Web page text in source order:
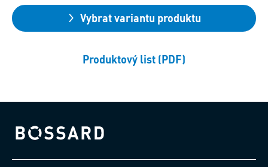
Vybrat variantu produktu
Produktový list (PDF)
Bossard homepage